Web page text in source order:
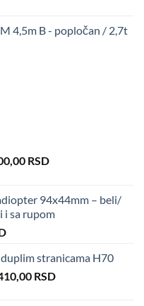
4,5m B - popločan / 2,7t
RSD.
RSDCurrent
82.000,00 RSD.
94x44mm – beli/
i sa rupom
Current
is:
50,00 RSD.
stranicama H70
RSDCurrent